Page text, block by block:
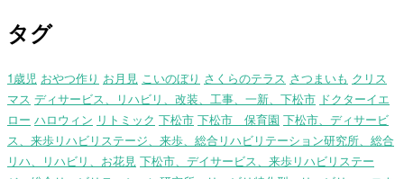
タグ
1歳児 おやつ作り お月見 こいのぼり さくらのテラス さつまいも クリス
マス ディサービス、リハビリ、改装、工事、一新、下松市 ドクターイエ
ロー ハロウィン リトミック 下松市 下松市 保育園 下松市、ディサービ
ス、来歩リハビリステージ、来歩、総合リハビリテーション研究所、総合
リハ、リハビリ、お花見 下松市、デイサービス、来歩リハビリステー